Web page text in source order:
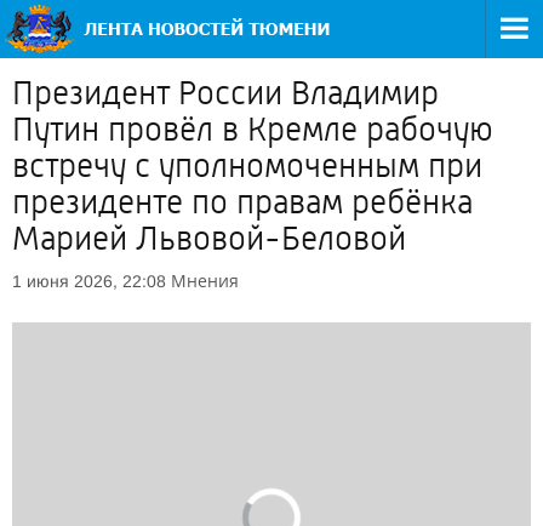
Президент России Владимир
Путин провёл в Кремле рабочую
встречу с уполномоченным при
президенте по правам ребёнка
Марией Львовой-Беловой
1 июня 2026, 22:08 Мнения